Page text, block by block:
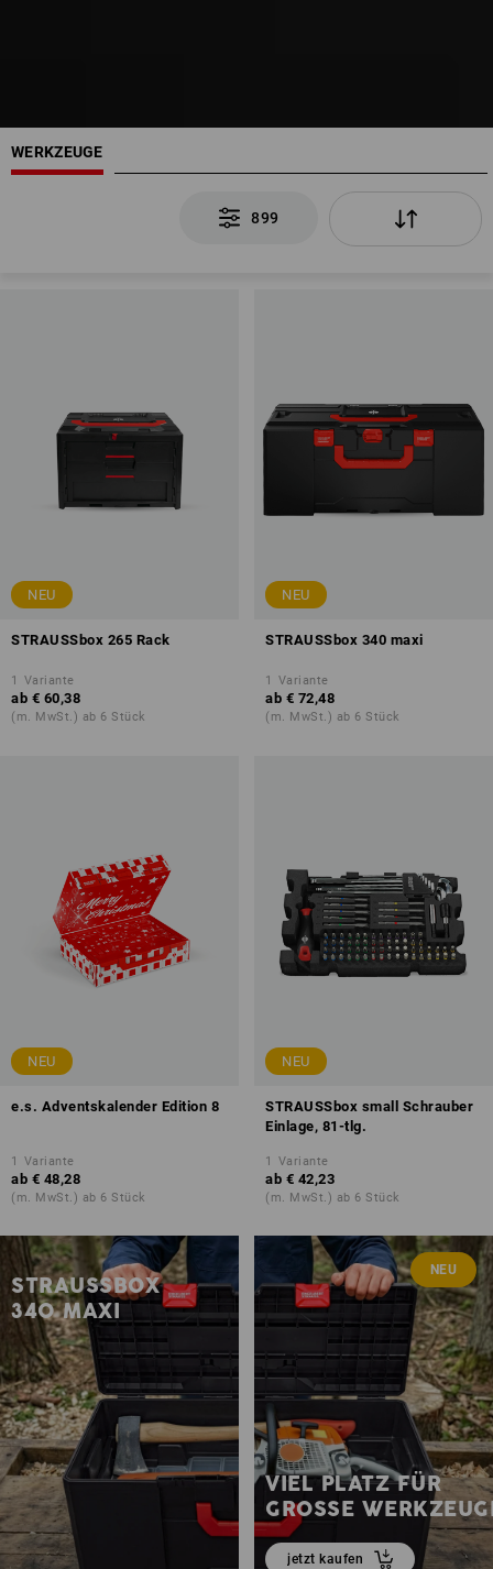
WERKZEUGE
899
NEU
STRAUSSbox 265 Rack
1 Variante
ab € 60,38
(m. MwSt.) ab 6 Stück
NEU
STRAUSSbox 340 maxi
1 Variante
ab € 72,48
(m. MwSt.) ab 6 Stück
NEU
e.s. Adventskalender Edition 8
1 Variante
ab € 48,28
(m. MwSt.) ab 6 Stück
NEU
STRAUSSbox small Schrauber
Einlage, 81-tlg.
1 Variante
ab € 42,23
(m. MwSt.) ab 6 Stück
STRAUSSBOX
340 MAXI
NEU
VIEL PLATZ FÜR
GROSSE
jetzt kaufen